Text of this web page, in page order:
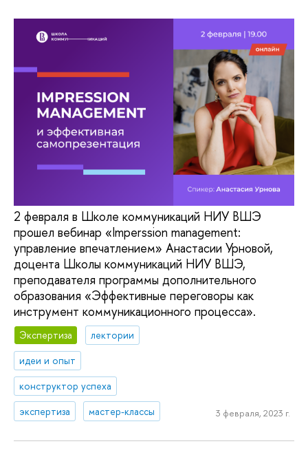
2 февраля в Школе коммуникаций НИУ ВШЭ
прошел вебинар «Imperssion management:
управление впечатлением» Анастасии Урновой,
доцента Школы коммуникаций НИУ ВШЭ,
преподавателя программы дополнительного
образования «Эффективные переговоры как
инструмент коммуникационного процесса».
Экспертиза
лектории
идеи и опыт
конструктор успеха
экспертиза
мастер-классы 3 февраля, 2023 г.